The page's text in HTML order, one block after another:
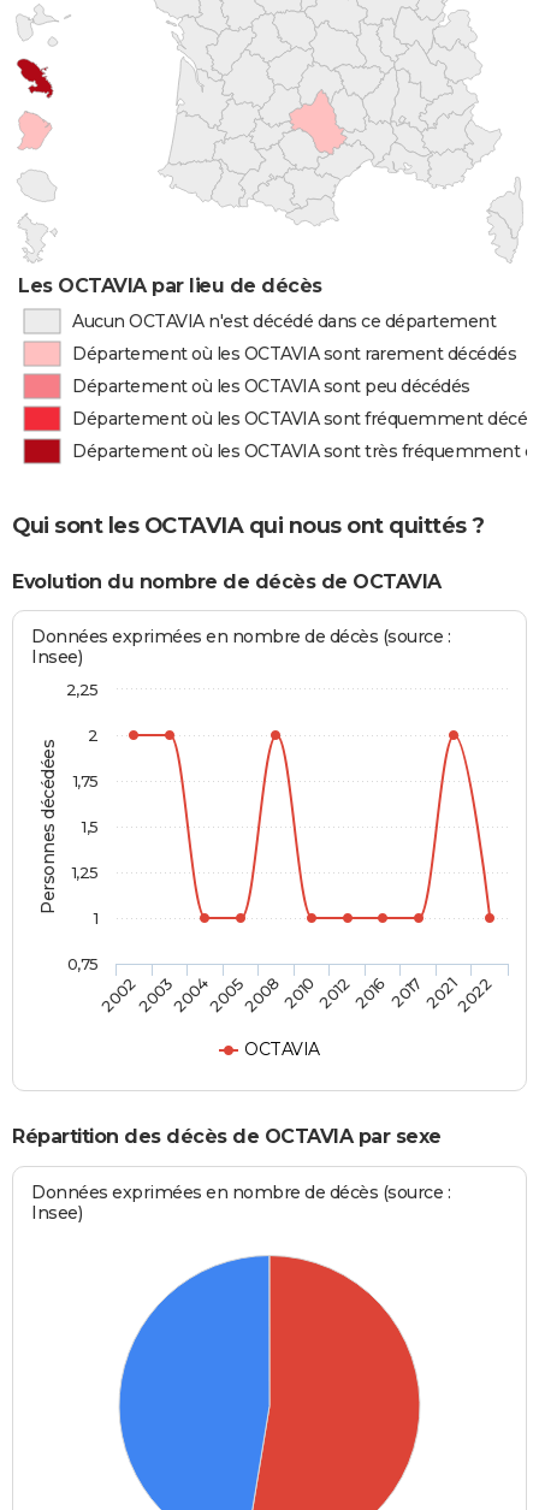
Les OCTAVIA par lieu de décès
Aucun OCTAVIA n'est décédé dans ce département
Département où les OCTAVIA sont rarement décédés
Département où les OCTAVIA sont peu décédés
Département où les OCTAVIA sont fréquemment
Département où les OCTAVIA sont très fréquemment
Qui sont les OCTAVIA qui nous ont quittés ?
Evolution du nombre de décès de OCTAVIA
Personnes décédées
Données exprimées en nombre de décès (source :
Insee)
OCTAVIA
20022003200420052008201020122016201720212022
0,75
1
1,25
1,5
1,75
2
2,25
Répartition des décès de OCTAVIA par sexe
Données exprimées en nombre de décès (source :
Insee)